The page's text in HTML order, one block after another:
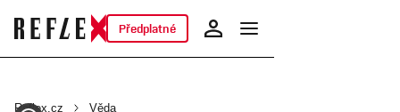
Předplatné
Reflex.cz Věda